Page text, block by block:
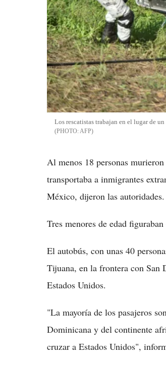
Los rescatistas trabajan en el lugar de
AFP
Al menos 18 personas
transportaba a inmigrantes
México, dijeron las autoridades.
Tres menores de edad
El autobús, con unas 40
Tijuana, en la frontera con San
Estados Unidos.
"La mayoría de los pasajeros
Dominicana y del continente
cruzar a Estados Unidos",